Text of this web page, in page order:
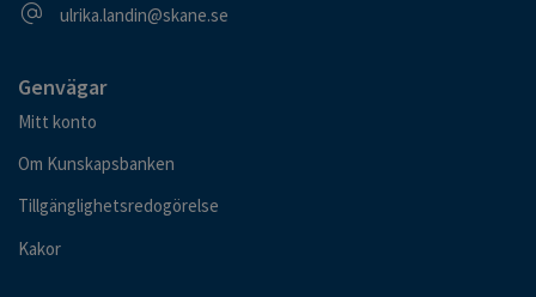
E-postadress
ulrika.landin@skane.se
Genvägar
Mitt konto
Om Kunskapsbanken
Tillgänglighetsredogörelse
Kakor